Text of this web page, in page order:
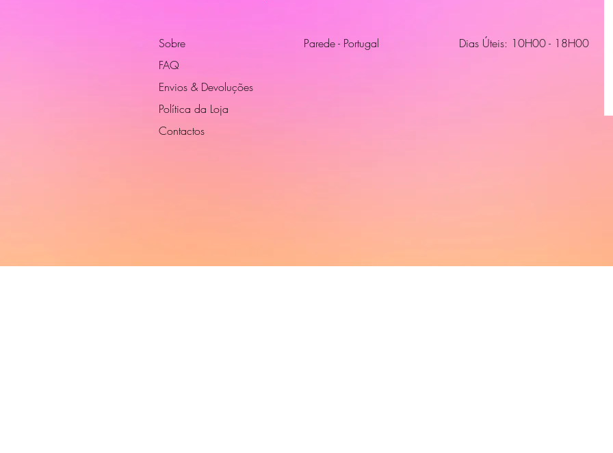
Sobre
FAQ
Envios & Devoluções
Política da Loja
Contactos
Parede - Portugal Dias Úteis: 10H00 - 18H00